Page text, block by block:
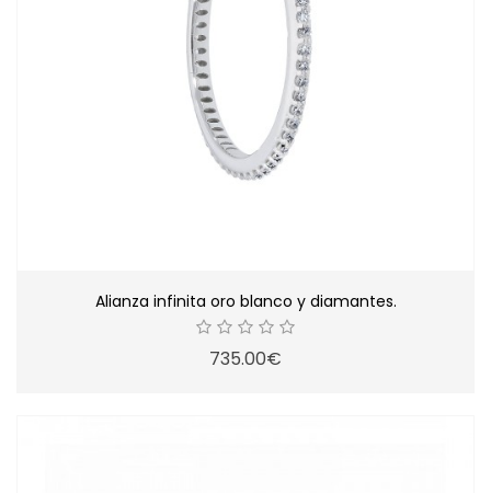
Alianza infinita oro blanco y diamantes.
735.00€